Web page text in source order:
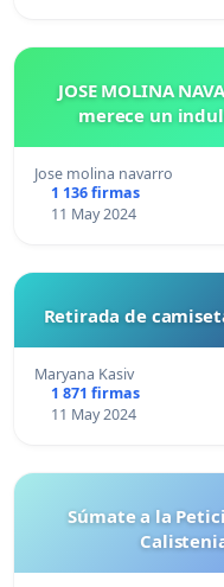
JOSE MOLINA
merece un
Jose molina navarro
1 136 firmas
11 May 2024
Retirada de
Maryana Kasiv
1 871 firmas
11 May 2024
Súmate a la